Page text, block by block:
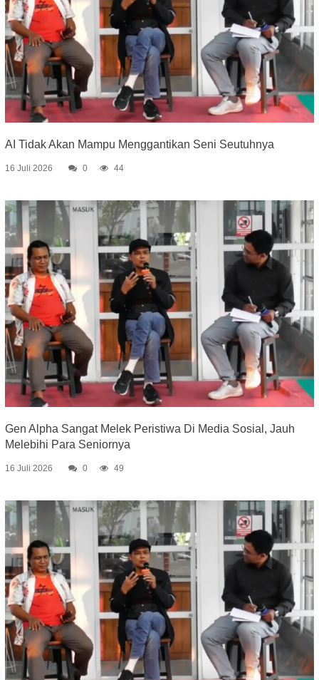
AI Tidak Akan Mampu Menggantikan Seni Seutuhnya
16 Juli 2026 0 44
Gen Alpha Sangat Melek Peristiwa Di Media Sosial, Jauh
Melebihi Para Seniornya
16 Juli 2026 0 49